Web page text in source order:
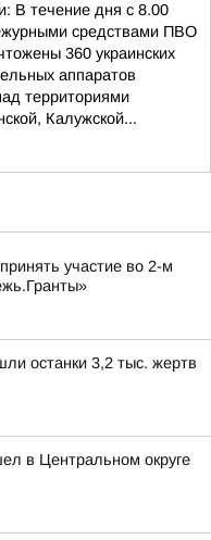
В течение дня с 8.00
средствами ПВО
360 украинских
аппаратов
территориями
Калужской...
участие во 2-м
останки 3,2 тыс. жертв
в Центральном округе